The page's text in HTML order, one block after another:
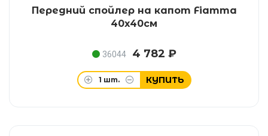
Передний спойлер на капот Fiamma
40x40см
36044 4 782 ₽
1 шт. КУПИТЬ